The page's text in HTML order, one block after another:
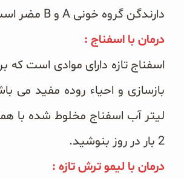
دارندگن گروه خونی A و B مضر است.
درمان با اسفناج :
اسفناج تازه دارای موادی است که
لیتر آب اسفناج مخلوط شده با
2 بار در روز بنوشید.
درمان با لیمو ترش تازه :